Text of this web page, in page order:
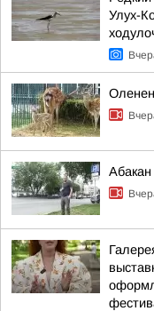
Улух-
Абакан